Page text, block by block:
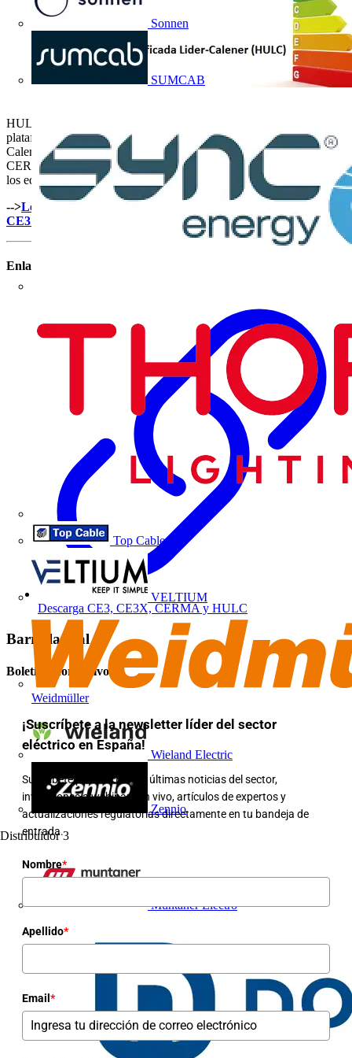
Sonnen
SUMCAB
Top Cable
VELTIUM
Weidmüller
Wieland Electric
Zennio
Distribuidor 3
Muntaner Electro
HULC, Herramienta Unificada Lider-Calener, es la nueva
plataforma actualizada que ha unificado los programas Lider y
Calenerila. Por otra parte, los programas informáticos CE3, CE3X y
CERMA se han adaptado al cálculo de la certificación energética de
los edificios según las nuevas exigencias.
-->Lee el artículo completo sobre los programas HULC, CE3X,
CE3 y CERMA.
Enlaces
Descarga CE3, CE3X, CERMA y HULC
Barra lateral
Boletín informativo
¡Suscríbete a la newsletter líder del sector
eléctrico en España!
Suscríbete para recibir las últimas noticias del sector,
invitaciones a webinars en vivo, artículos de expertos y
actualizaciones regulatorias directamente en tu bandeja de
entrada.
Nombre*
Apellido*
Email *